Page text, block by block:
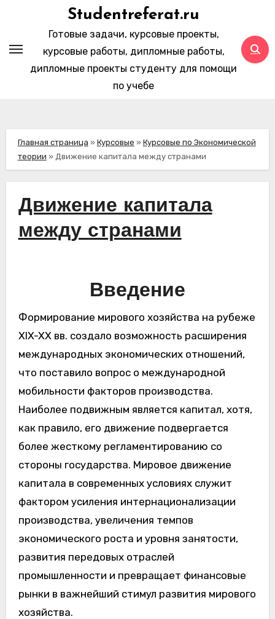
содержимому
Studentreferat.ru
Готовые задачи, курсовые проекты,
курсовые работы, дипломные работы,
дипломные проекты студенту для помощи
по учебе
Главная страница » Курсовые » Курсовые по Экономической
теории » Движение капитала между странами
Движение капитала
между странами
Введение
Формирование мирового хозяйства на рубеже
XIX-XX вв. создало возможность расширения
международных экономических отношений,
что поставило вопрос о международной
мобильности факторов производства.
Наиболее подвижным является капитал, хотя,
как правило, его движение подвергается
более жесткому регламентированию со
стороны государства. Мировое движение
капитала в современных условиях служит
фактором усиления интернационализации
производства, увеличения темпов
экономического роста и уровня занятости,
развития передовых отраслей
промышленности и превращает финансовые
рынки в важнейший стимул развития мирового
хозяйства.